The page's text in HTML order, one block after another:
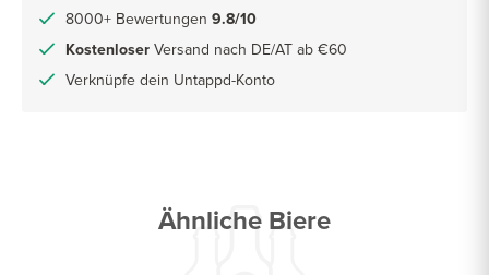
8000+ Bewertungen 9.8/10
Kostenloser Versand nach DE/AT ab €60
Verknüpfe dein Untappd-Konto
Ähnliche Biere